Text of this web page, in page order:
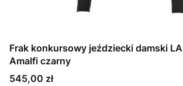
Frak konkursowy jeździecki damski
Amalfi czarny
Cena
545,00 zł